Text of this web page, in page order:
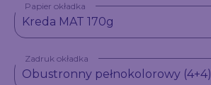
Papier okładka
Kreda MAT 170g
Zadruk okładka
Obustronny pełnokolorowy (4+4)